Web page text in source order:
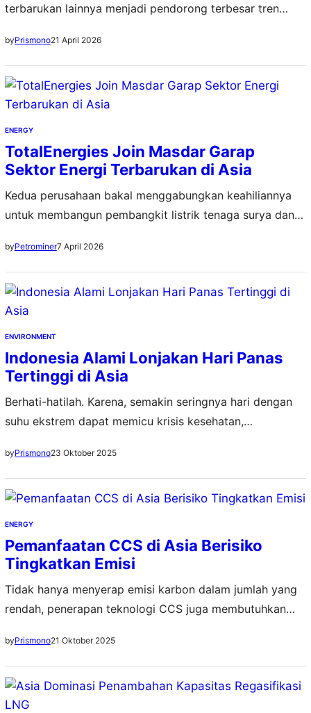
terbarukan lainnya menjadi pendorong terbesar tren
seluruh Asia
byPrismono21 April 2026
ENERGY
TotalEnergies Join Masdar Garap
Sektor Energi Terbarukan di Asia
Kedua perusahaan bakal menggabungkan keahiliannya
untuk membangun pembangkit listrik tenaga surya dan
byPetrominer7 April 2026
ENVIRONMENT
Indonesia Alami Lonjakan Hari Panas
Tertinggi di Asia
Berhati-hatilah. Karena, semakin seringnya hari dengan
suhu ekstrem dapat memicu krisis kesehatan,
sektor
byPrismono23 Oktober 2025
ENERGY
Pemanfaatan CCS di Asia Berisiko
Tingkatkan Emisi
Tidak hanya menyerap emisi karbon dalam jumlah yang
rendah, penerapan teknologi CCS juga membutuhkan
byPrismono21 Oktober 2025